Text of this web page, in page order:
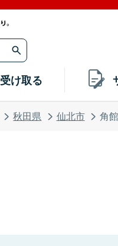
受け取る
秋田県 仙北市 角